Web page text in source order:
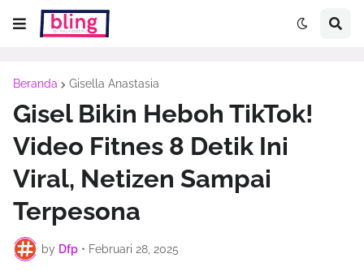
Beranda Gisella Anastasia
Gisel Bikin Heboh TikTok!
Video Fitnes 8 Detik Ini
Viral, Netizen Sampai
Terpesona
by Dfp • Februari 28, 2025